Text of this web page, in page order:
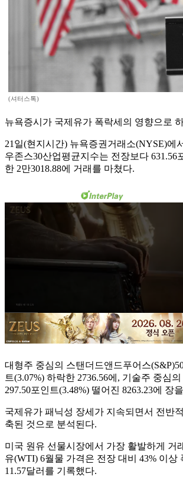
(셔터스톡)
뉴욕증시가 국제유가 폭락세의 영향으로
21일(현지시간) 뉴욕증권거래소(NYSE)에
우존스30산업평균지수는 전장보다 631.56
한 2만3018.88에 거래를 마쳤다.
대형주 중심의 스탠더드앤드푸어스
트(3.07%) 하락한 2736.56에, 기술주 중심
297.50포인트(3.48%) 떨어진 8263.23에 장
국제유가 패닉성 장세가 지속되면서 전반
축된 것으로 분석된다.
미국 원유 선물시장에서 가장 활발하게 거
유(WTI) 6월물 가격은 전장 대비 43% 이상
11.57달러를 기록했다.